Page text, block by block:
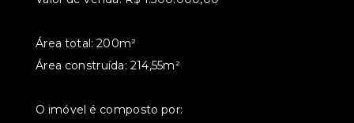
Área total: 200m²
Área construída: 214,55m²
O imóvel é composto por: